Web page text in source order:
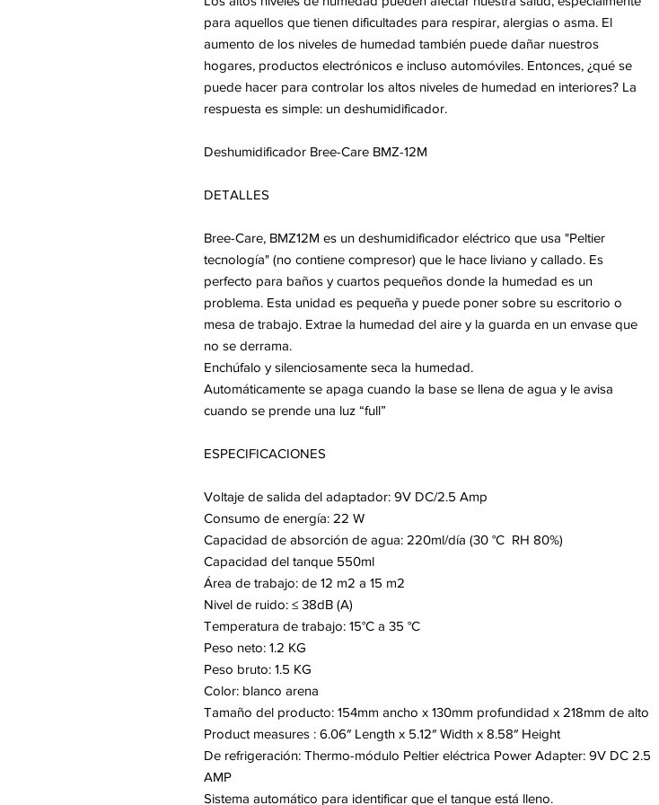
para aquellos que tienen dificultades para respirar, alergias o asma. El
aumento de los niveles de humedad también puede dañar nuestros
hogares, productos electrónicos e incluso automóviles. Entonces, ¿qué se
puede hacer para controlar los altos niveles de humedad en interiores? La
respuesta es simple: un deshumidificador.
Deshumidificador Bree-Care BMZ-12M
DETALLES
Bree-Care, BMZ12M es un deshumidificador eléctrico que usa "Peltier
tecnología" (no contiene compresor) que le hace liviano y callado. Es
perfecto para baños y cuartos pequeños donde la humedad es un
problema. Esta unidad es pequeña y puede poner sobre su escritorio o
mesa de trabajo. Extrae la humedad del aire y la guarda en un envase que
no se derrama.
Enchúfalo y silenciosamente seca la humedad.
Automáticamente se apaga cuando la base se llena de agua y le avisa
cuando se prende una luz “full”
ESPECIFICACIONES
Voltaje de salida del adaptador: 9V DC/2.5 Amp
Consumo de energía: 22 W
Capacidad de absorción de agua: 220ml/día (30 °C RH 80%)
Capacidad del tanque 550ml
Área de trabajo: de 12 m2 a 15 m2
Nivel de ruido: ≤ 38dB (A)
Temperatura de trabajo: 15°C a 35 °C
Peso neto: 1.2 KG
Peso bruto: 1.5 KG
Color: blanco arena
Tamaño del producto: 154mm ancho x 130mm profundidad x 218mm de alto
Product measures : 6.06″ Length x 5.12″ Width x 8.58″ Height
De refrigeración: Thermo-módulo Peltier eléctrica Power Adapter: 9V DC 2.5
AMP
Sistema automático para identificar que el tanque está lleno.